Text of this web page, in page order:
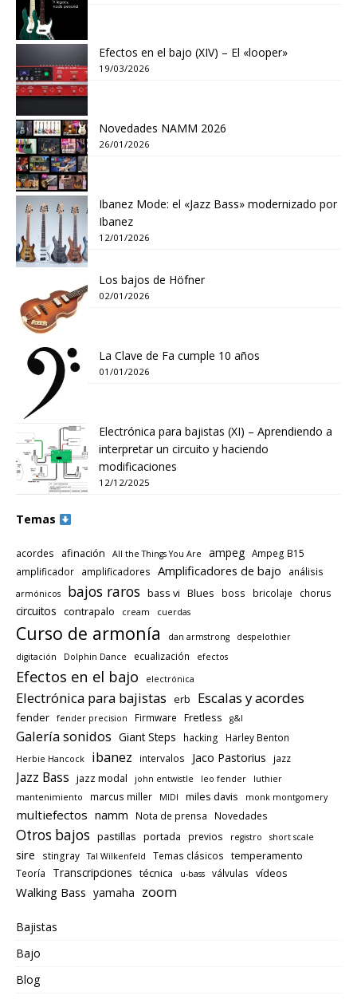
Efectos en el bajo (XIV) – El «looper»
19/03/2026
Novedades NAMM 2026
26/01/2026
Ibanez Mode: el «Jazz Bass» modernizado por
Ibanez
12/01/2026
Los bajos de Höfner
02/01/2026
La Clave de Fa cumple 10 años
01/01/2026
Electrónica para bajistas (XI) – Aprendiendo a
interpretar un circuito y haciendo
modificaciones
12/12/2025
Temas
acordes afinación All the Things You Are ampeg Ampeg B15
amplificador
amplificadores Amplificadores de bajo análisis
armónicos bajos raros bass vi Blues boss bricolaje chorus
circuitos contrapalo cream cuerdas
Curso de armonía dan armstrong
despelothier
digitación
Dolphin Dance ecualización efectos
Efectos en el bajo electrónica
Electrónica para bajistas erb Escalas y acordes
fender fender precision Firmware Fretless g&l
Galería sonidos Giant Steps hacking Harley Benton
Herbie Hancock ibanez intervalos Jaco Pastorius jazz
Jazz Bass jazz modal john entwistle leo fender
luthier
mantenimiento
marcus miller MIDI miles davis monk montgomery
multiefectos namm Nota de prensa Novedades
Otros bajos pastillas portada previos registro short scale
sire stingray Tal Wilkenfeld Temas clásicos temperamento
Teoría Transcripciones técnica u-bass válvulas vídeos
Walking Bass yamaha zoom
Bajistas
Bajo
Blog